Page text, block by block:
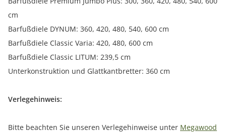
cm
Barfußdiele DYNUM: 360, 420, 480, 540, 600 cm
Barfußdiele Classic Varia: 420, 480, 600 cm
Barfußdiele Classic LITUM: 239,5 cm
Unterkonstruktion und Glattkantbretter: 360 cm
Verlegehinweis:
Bitte beachten Sie unseren Verlegehinweise unter Megawood